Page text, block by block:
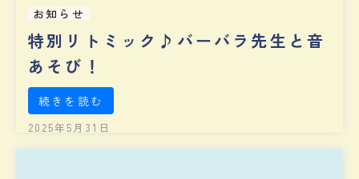
お知らせ
特別リトミック♪バーバラ先生と音
あそび！
続きを読む
2025年5月31日